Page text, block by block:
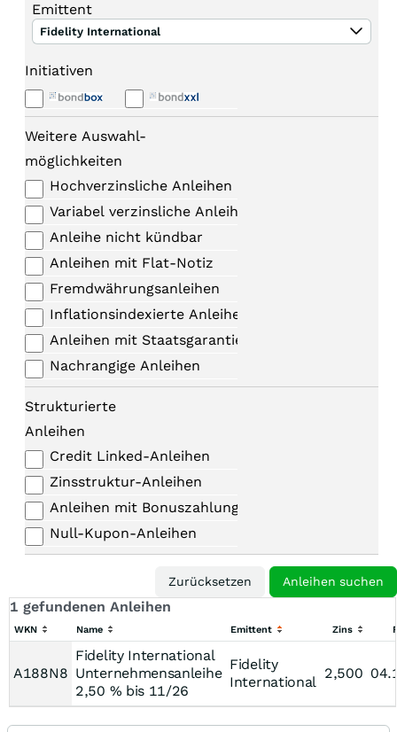
Emittent
Fidelity International
Initiativen
Weitere Auswahl-
möglichkeiten
Hochverzinsliche Anleihen
Variabel verzinsliche Anleihen
Anleihe nicht kündbar
Anleihen mit Flat-Notiz
Fremdwährungsanleihen
Inflationsindexierte Anleihen
Anleihen mit Staatsgarantie
Nachrangige Anleihen
Strukturierte
Anleihen
Credit Linked-Anleihen
Zinsstruktur-Anleihen
Anleihen mit Bonuszahlungen
Null-Kupon-Anleihen
1 gefundenen Anleihen
WKN Name Emittent Zins
A188N8
Fidelity International
Unternehmensanleihe
2,50 % bis 11/26
Fidelity
International
2,500